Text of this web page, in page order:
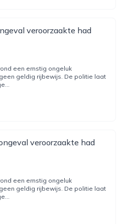
veroorzaakte had
een ernstig ongeluk
geldig rijbewijs. De politie laat
veroorzaakte had
een ernstig ongeluk
geldig rijbewijs. De politie laat